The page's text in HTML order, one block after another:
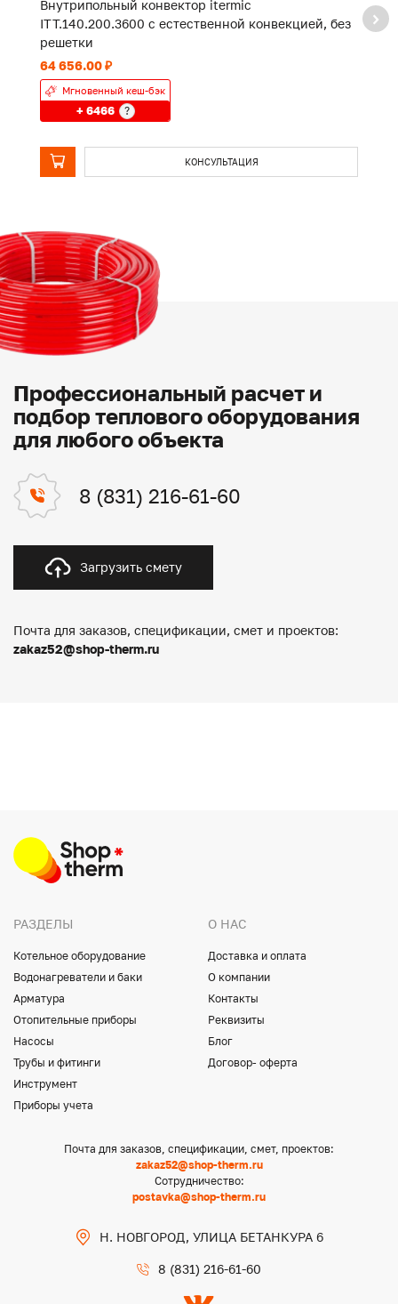
Внутрипольный конвектор itermic
ITT.140.200.3600 с естественной конвекцией, без
решетки
64 656.00 ₽
Мгновенный кеш-бэк
+ 6466 ?
КОНСУЛЬТАЦИЯ
Профессиональный расчет и
подбор теплового оборудования
для любого объекта
8 (831) 216-61-60
Загрузить смету
Почта для заказов, спецификации, смет и проектов:
zakaz52@shop-therm.ru
РАЗДЕЛЫ
Котельное оборудование
Водонагреватели и баки
Арматура
Отопительные приборы
Насосы
Трубы и фитинги
Инструмент
Приборы учета
О НАС
Доставка и оплата
О компании
Контакты
Реквизиты
Блог
Договор- оферта
Почта для заказов, спецификации, смет, проектов:
zakaz52@shop-therm.ru
Сотрудничество:
postavka@shop-therm.ru
Н. НОВГОРОД, УЛИЦА БЕТАНКУРА 6
8 (831) 216-61-60